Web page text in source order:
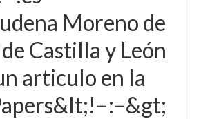
Moreno de
Castilla y León
articulo en la